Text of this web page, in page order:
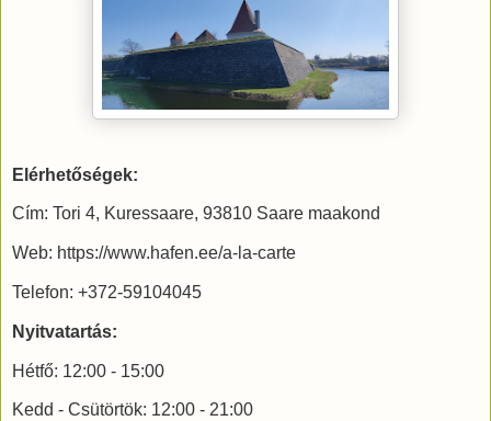
Elérhetőségek:
Cím: Tori 4, Kuressaare, 93810 Saare maakond
Web: https://www.hafen.ee/a-la-carte
Telefon: +372-59104045
Nyitvatartás:
Hétfő: 12:00 - 15:00
Kedd - Csütörtök: 12:00 - 21:00